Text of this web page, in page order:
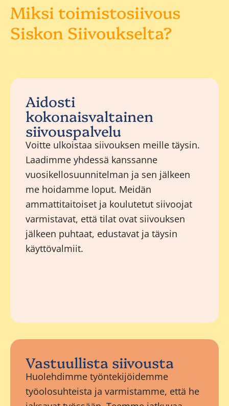
Miksi toimistosiivous
Siskon Siivoukselta?
Aidosti
kokonaisvaltainen
siivouspalvelu
Voitte ulkoistaa siivouksen meille täysin.
Laadimme yhdessä kanssanne
vuosikellosuunnitelman ja sen jälkeen
me hoidamme loput. Meidän
ammattitaitoiset ja koulutetut siivoojat
varmistavat, että tilat ovat siivouksen
jälkeen puhtaat, edustavat ja täysin
käyttövalmiit.
Vastuullista siivousta
Huolehdimme työntekijöidemme
työolosuhteista ja varmistamme, että he